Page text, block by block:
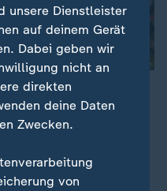
und sommerlich
von 14 bis 31 Grad.
unsere Dienstleister
auf deinem Gerät
Dabei geben wir
nicht an
direkten
deine Daten
Zwecken.
von